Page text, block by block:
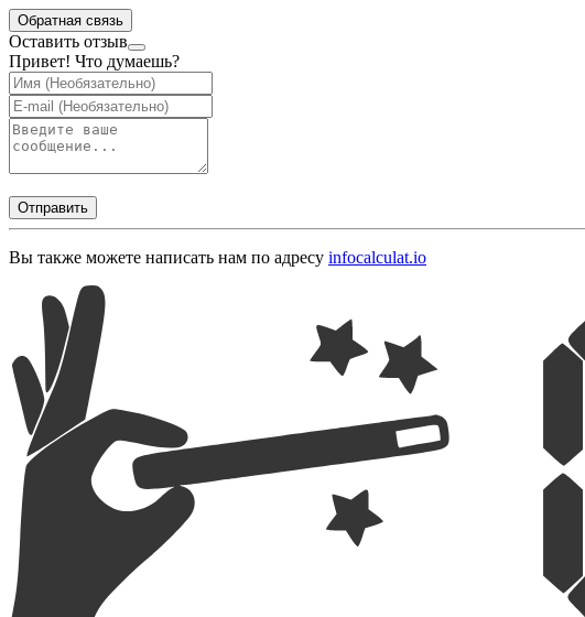
Обратная связь
Оставить отзыв
Привет! Что думаешь?
Отправить
Вы также можете написать нам по адресу infocalculat.io